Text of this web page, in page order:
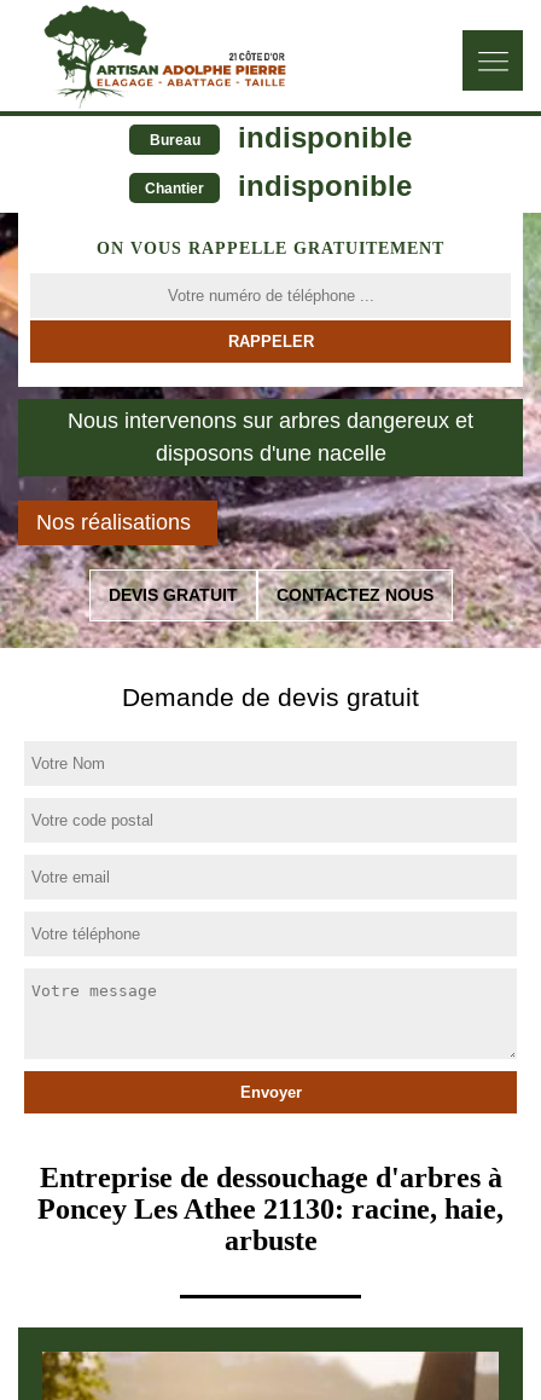
Bureau indisponible
Chantier indisponible
ON VOUS RAPPELLE GRATUITEMENT
Nous intervenons sur arbres dangereux et
disposons d'une nacelle
Nos réalisations
DEVIS GRATUIT CONTACTEZ NOUS
Demande de devis gratuit
Entreprise de dessouchage d'arbres à
Poncey Les Athee 21130: racine, haie,
arbuste